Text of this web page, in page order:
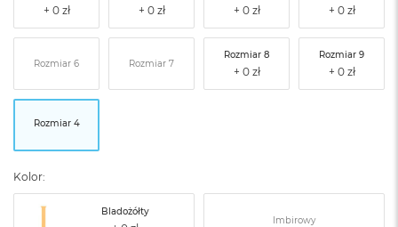
Rozmiar 6 Rozmiar 7
Rozmiar 8 Rozmiar 9
Rozmiar 4
Kolor:
Bladożółty
Imbirowy